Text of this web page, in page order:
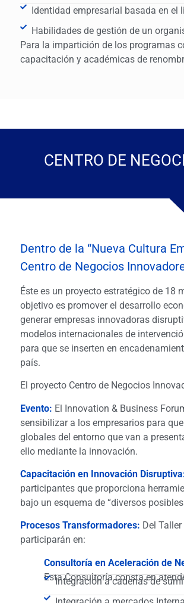
Identidad empresarial basada en el
Habilidades de gestión de un
Para la impartición de los programas
capacitación y académicas de
CENTRO DE
Dentro de la “Nueva Cultura
Centro de Negocios
Éste es un proyecto estratégico de 18
objetivo es promover el desarrollo
generar empresas innovadoras
modelos internacionales de
para que se inserten en
país.
El proyecto Centro de Negocios
Evento: El Innovation & Business
sensibilizar a los empresarios para
globales del entorno que van a
ello mediante la innovación.
Capacitación en Innovación
participantes que proporciona
bajo un esquema de “diversos
Procesos Transformadores: Del
participarán en:
Consultoría en Aceleración de
Esta Consultoría consta en
Integración a cadenas de